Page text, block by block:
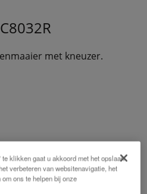
met kneuzer.
klikken gaat u akkoord met het opslaan
verbeteren van websitenavigatie, het
ons te helpen bij onze